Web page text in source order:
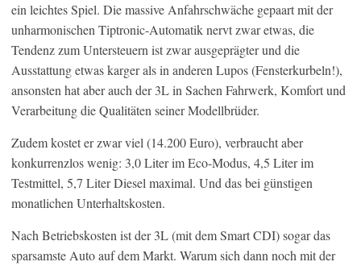
ein leichtes Spiel. Die massive Anfahrschwäche gepaart mit der
unharmonischen Tiptronic-Automatik nervt zwar etwas, die
Tendenz zum Untersteuern ist zwar ausgeprägter und die
Ausstattung etwas karger als in anderen Lupos (Fensterkurbeln!),
ansonsten hat aber auch der 3L in Sachen Fahrwerk, Komfort und
Verarbeitung die Qualitäten seiner Modellbrüder.
Zudem kostet er zwar viel (14.200 Euro), verbraucht aber
konkurrenzlos wenig: 3,0 Liter im Eco-Modus, 4,5 Liter im
Testmittel, 5,7 Liter Diesel maximal. Und das bei günstigen
monatlichen Unterhaltskosten.
Nach Betriebskosten ist der 3L (mit dem Smart CDI) sogar das
sparsamste Auto auf dem Markt. Warum sich dann noch mit der